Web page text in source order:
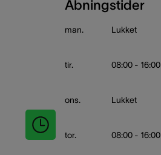
Åbningstider
man. Lukket
tir. 08:00 - 16:00
ons. Lukket
tor. 08:00 - 16:00